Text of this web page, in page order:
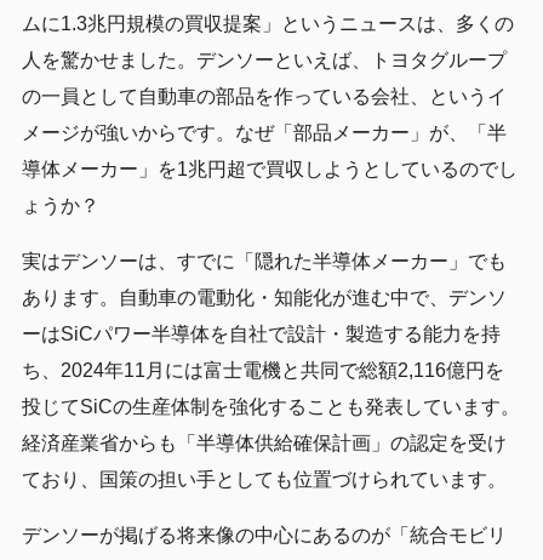
ムに1.3兆円規模の買収提案」というニュースは、多くの
人を驚かせました。デンソーといえば、トヨタグループ
の一員として自動車の部品を作っている会社、というイ
メージが強いからです。なぜ「部品メーカー」が、「半
導体メーカー」を1兆円超で買収しようとしているのでし
ょうか？
実はデンソーは、すでに「隠れた半導体メーカー」でも
あります。自動車の電動化・知能化が進む中で、デンソ
ーはSiCパワー半導体を自社で設計・製造する能力を持
ち、2024年11月には富士電機と共同で総額2,116億円を
投じてSiCの生産体制を強化することも発表しています。
経済産業省からも「半導体供給確保計画」の認定を受け
ており、国策の担い手としても位置づけられています。
デンソーが掲げる将来像の中心にあるのが「統合モビリ